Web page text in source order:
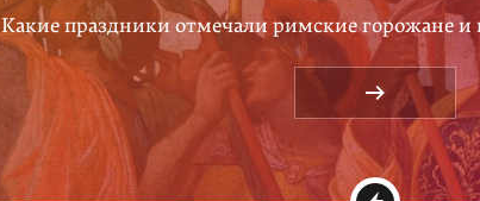
Какие праздники отмечали римские горожане и